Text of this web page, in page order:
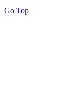
Go Top